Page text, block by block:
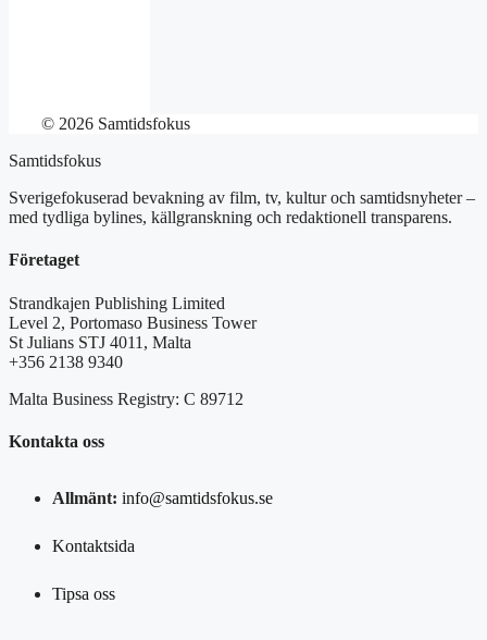
© 2026 Samtidsfokus
Samtidsfokus
Sverigefokuserad bevakning av film, tv, kultur och samtidsnyheter –
med tydliga bylines, källgranskning och redaktionell transparens.
Företaget
Strandkajen Publishing Limited
Level 2, Portomaso Business Tower
St Julians STJ 4011, Malta
+356 2138 9340
Malta Business Registry: C 89712
Kontakta oss
Allmänt: info@samtidsfokus.se
Kontaktsida
Tipsa oss